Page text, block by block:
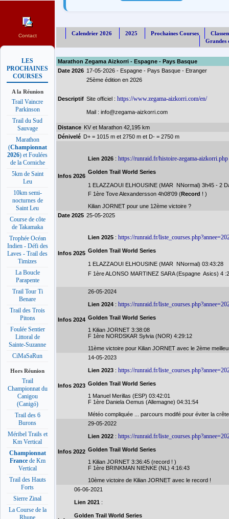
Contact
LES
PROCHAINES
COURSES
A la Réunion
Trail Vaincre
Parkinson
Trail du Sud
Sauvage
Marathon
(Championnat
2026) et Foulées
de la Corniche
5km de Saint
Leu
10km semi-
nocturnes de
Saint Leu
Course de côte
de Takamaka
Trophée Océan
Indien - Défi des
Laves - Trail des
Timizes
La Boucle
Parapente
Trail Tour Ti
Benare
Trail des Trois
Pitons
Foulée Sentier
Littoral de
Sainte-Suzanne
CiMaSaRun
Hors Réunion
Trail
Championnat du
Canigou
(Canigó)
Trail des 6
Burons
Méribel Trails et
Km Vertical
Championnat
Francede Km
Vertical
Trail des Hauts
Forts
Sierre Zinal
La Course de la
Rhune
Calendrier 2026 2025 Prochaines Courses
Grandes
Marathon Zegama Aizkorri - Espagne - Pays Basque
Date 2026 17-05-2026 - Espagne - Pays Basque - Etranger
Descriptif
25ème édition en 2026
Site officiel : https://www.zegama-aizkorri.com/en/
Mail : info@zegama-aizkorri.com
Distance KV et Marathon 42,195 km
Dénivelé D+ = 1015 m et 2750 m et D- = 2750 m
Infos 2026
Lien 2026 : https://runraid.fr/histoire-zegama-aizkorri.php
Golden Trail World Series
1 ELAZZAOUI ELHOUSINE (MAR  NNormal) 3h45 - 2
F 1ère Tove Alexandersson 4h08'09 (Record ! )
Kilian JORNET pour une 12ème victoire ?
Date 2025 25-05-2025
Infos 2025
Lien 2025 : https://runraid.fr/
Golden Trail World Series
1 ELAZZAOUI ELHOUSINE (MAR  NNormal) 03:43:28
F 1ère ALONSO MARTINEZ SARA (Espagne  Asics) 4
Infos 2024
26-05-2024
Lien 2024 : https://runraid.fr/
Golden Trail World Series
1 Kilian JORNET 3:38:08
F 1ère NORDSKAR Sylvia (NOR) 4:29:12
11ème victoire pour Kilian JORNET avec le 2ème
Infos 2023
14-05-2023
Lien 2023 : https://runraid.fr/
Golden Trail World Series
1 Manuel Merillas (ESP) 03:42:01
F 1ère Daniela Oemus (Allemagne) 04:31:54
Météo compliquée ... parcours modifé pour éviter la
Infos 2022
29-05-2022
Lien 2022 : https://runraid.fr/
Golden Trail World Series
1 Kilian JORNET 3:36:45 (record ! )
F 1ère BRINKMAN NIENKE (NL) 4:16:43
10ème victoire de Kilian JORNET avec le record !
06-06-2021
Lien 2021 :
Golden Trail World Series